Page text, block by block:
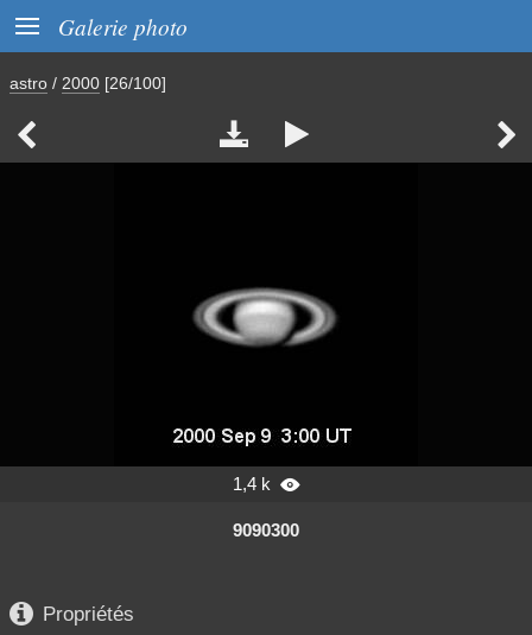
 Galerie photo
astro / 2000 [26/100]
   
1,4 k 
9090300
 Propriétés